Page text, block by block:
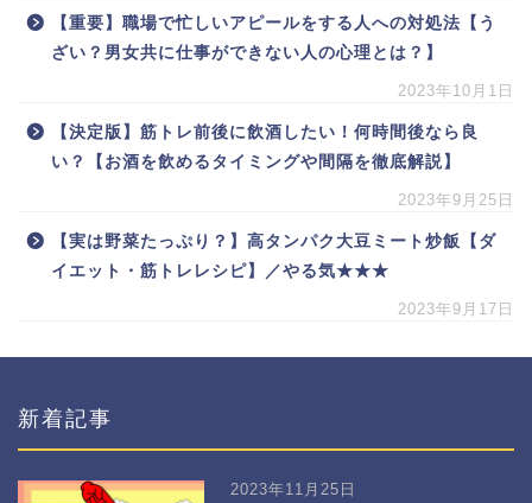
【重要】職場で忙しいアピールをする人への対処法【う
ざい？男女共に仕事ができない人の心理とは？】
2023年10月1日
【決定版】筋トレ前後に飲酒したい！何時間後なら良
い？【お酒を飲めるタイミングや間隔を徹底解説】
2023年9月25日
【実は野菜たっぷり？】高タンパク大豆ミート炒飯【ダ
イエット・筋トレレシピ】／やる気★★★
2023年9月17日
新着記事
2023年11月25日